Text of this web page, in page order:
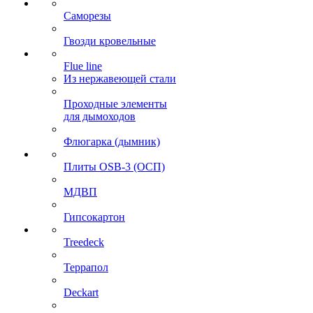
Саморезы
Гвозди кровельные
Flue line
Из нержавеющей стали
Проходные элементы
для дымоходов
Флюгарка (дымник)
Плиты OSB-3 (ОСП)
МДВП
Гипсокартон
Treedeck
Террапол
Deckart